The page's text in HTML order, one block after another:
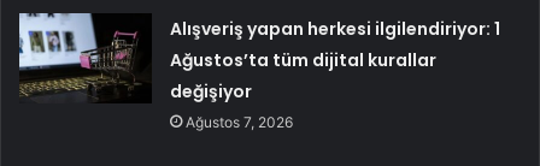
Alışveriş yapan herkesi ilgilendiriyor: 1
Ağustos’ta tüm dijital kurallar
değişiyor
Ağustos 7, 2026